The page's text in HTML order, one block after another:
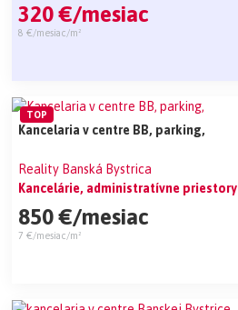
320 €/mesiac
8 €/mesiac/m²
Kancelaria v centre BB, parking,
Reality Banská Bystrica
Kancelárie, administratívne priestory
850 €/mesiac
7 €/mesiac/m²
TOP